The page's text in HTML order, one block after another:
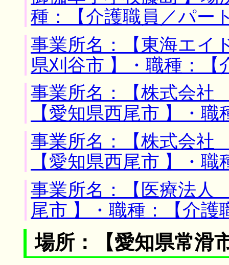
種：【介護職員／パー
事業所名：【東海エ
県刈谷市 】・職種：【
事業所名：【株式会
【愛知県西尾市 】・
事業所名：【株式会
【愛知県西尾市 】・
事業所名：【医療法人
尾市 】・職種：【介護
場所：【愛知県常滑